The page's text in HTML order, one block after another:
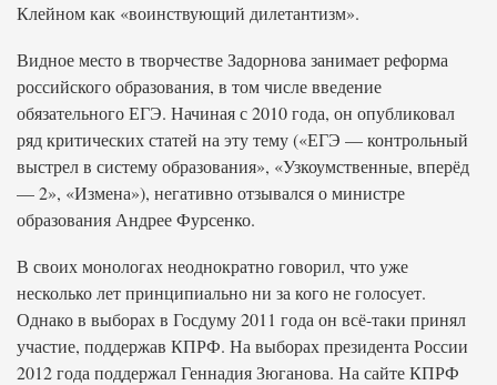
Клейном как «воинствующий дилетантизм».
Видное место в творчестве Задорнова занимает реформа
российского образования, в том числе введение
обязательного ЕГЭ. Начиная с 2010 года, он опубликовал
ряд критических статей на эту тему («ЕГЭ — контрольный
выстрел в систему образования», «Узкоумственные, вперёд
— 2», «Измена»), негативно отзывался о министре
образования Андрее Фурсенко.
В своих монологах неоднократно говорил, что уже
несколько лет принципиально ни за кого не голосует.
Однако в выборах в Госдуму 2011 года он всё-таки принял
участие, поддержав КПРФ. На выборах президента России
2012 года поддержал Геннадия Зюганова. На сайте КПРФ